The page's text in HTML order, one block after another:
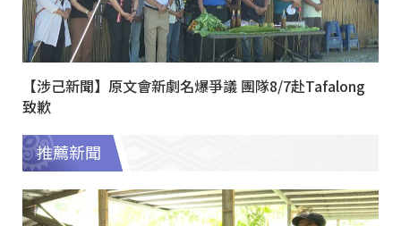
【涉己新聞】原文會新劇名爆爭議 團隊8/7赴Tafalong
致歉
推薦新聞